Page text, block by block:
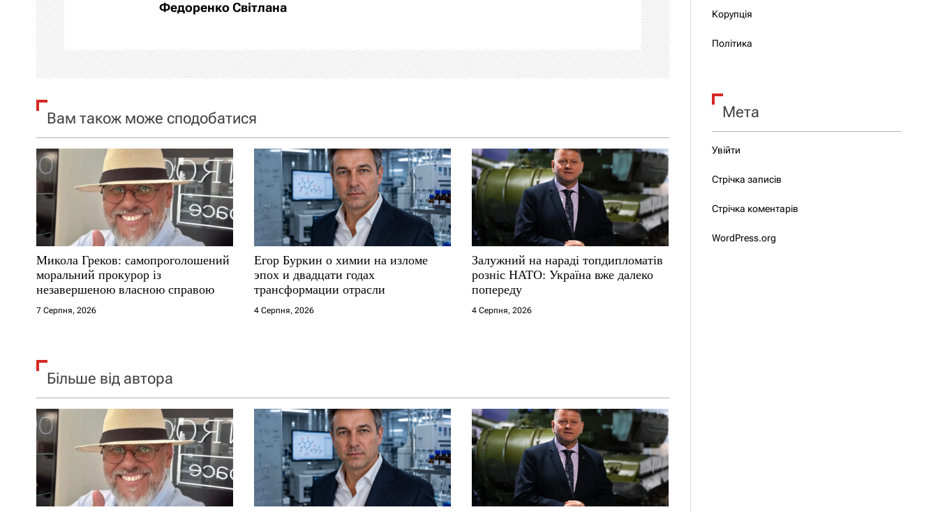
а
ц
і
я
а
п
и
с
і
в
Федоренко Світлана
Вам також може сподобатися
Микола Греков: самопроголошений
моральний прокурор із
незавершеною власною справою
7 Серпня, 2026
Егор Буркин о химии на изломе
эпох и двадцати годах
трансформации отрасли
4 Серпня, 2026
Залужний на нараді топдипломатів
розніс НАТО: Україна вже далеко
попереду
4 Серпня, 2026
Більше від автора
Корупція
Політика
Мета
Увійти
Стрічка записів
Стрічка коментарів
WordPress.org